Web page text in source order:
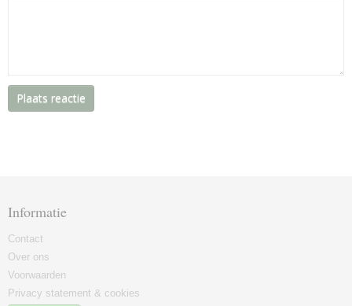
Plaats reactie
Informatie
Contact
Over ons
Voorwaarden
Privacy statement & cookies